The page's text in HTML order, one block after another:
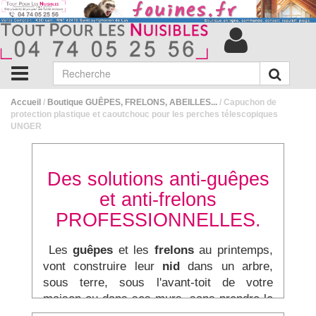
Accueil / Boutique GUÊPES, FRELONS, ABEILLES... / Capuchon de
protection plastique et caoutchouc pour les perches télescopiques
UNGER
Des solutions anti-guêpes
et anti-frelons
PROFESSIONNELLES.
Lesguêpes et les frelonsau printemps,
vont construire leurnid dans un arbre,
sous terre, sous l'avant-toit de votre
maison ou dans ses murs, sans prendre le